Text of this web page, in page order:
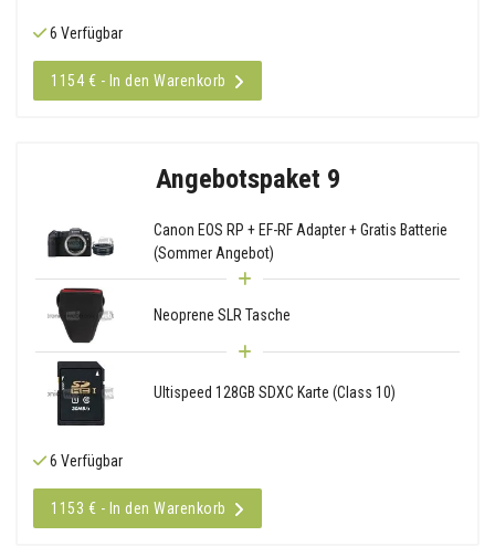
6 Verfügbar
1154 € - In den Warenkorb
Angebotspaket 9
Canon EOS RP + EF-RF Adapter + Gratis Batterie
(Sommer Angebot)
Neoprene SLR Tasche
Ultispeed 128GB SDXC Karte (Class 10)
6 Verfügbar
1153 € - In den Warenkorb